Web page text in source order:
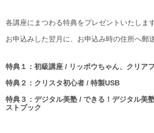
各講座にまつわる特典をプレゼントいたします
お申込みした翌月に、お申込み時の住所へ郵
特典１：初級講座 / リッポウちゃん、クリア
特典２：クリスタ初心者 / 特製USB
特典３：デジタル美塾 / できる！デジタル美
ストブック